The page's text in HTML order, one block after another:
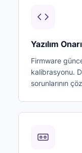
Yazılım
Firmware
kalibrasyonu.
sorunlarının